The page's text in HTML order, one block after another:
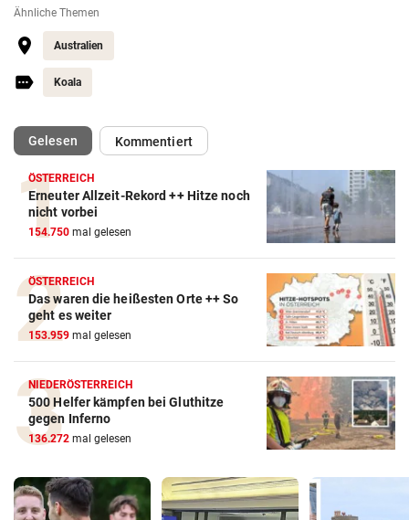
Ähnliche Themen
Australien
Koala
Gelesen(ausgewählt)Kommentiert
ÖSTERREICH
Erneuter Allzeit-Rekord ++ Hitze noch
nicht vorbei
154.750 mal gelesen
ÖSTERREICH
Das waren die heißesten Orte ++ So
geht es weiter
153.959 mal gelesen
NIEDERÖSTERREICH
500 Helfer kämpfen bei Gluthitze
gegen Inferno
136.272 mal gelesen